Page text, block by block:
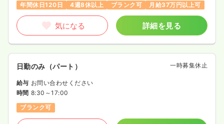
年間休日120日
4週8休以上 ブランク可 月給37万円以上可
気になる 詳細を見る
日勤のみ（パート） 一時募集休止
給与 お問い合わせください
時間 8:30～17:00
ブランク可